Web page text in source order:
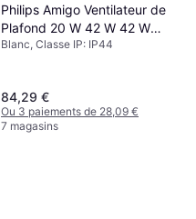
Philips Amigo Ventilateur de
Plafond 20 W 42 W 42 W
IP20 Blanc 20000H PH-
Blanc, Classe IP: IP44
84,29 €
Ou 3 paiements de 28,09 €
7 magasins